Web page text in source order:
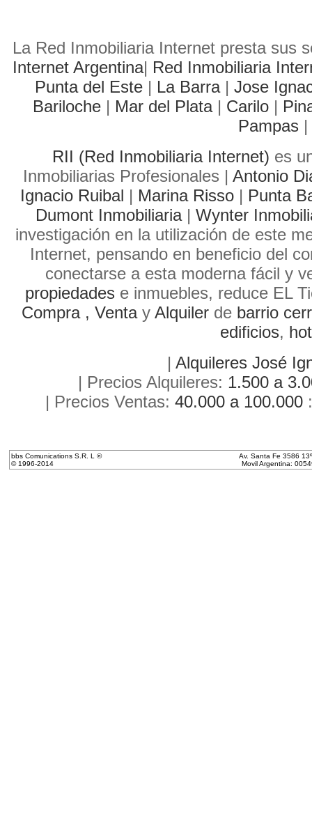
La Red Inmobiliaria Internet presta sus
Internet Argentina| Red Inmobiliaria
Punta del Este | La Barra| Jose
Bariloche| Mar del Plata| Carilo|
Pampas |
RII (Red Inmobiliaria Internet) es
Inmobiliarias Profesionales | Antonio
Ignacio Ruibal | Marina Risso| Punta
Dumont Inmobiliaria| Wynter
investigación en la utilización de este
Internet, pensando en beneficio del
conectarse a esta moderna fácil y
propiedades e inmuebles, reduce EL
Compra , Venta y Alquiler de barrio
edificios,
| Alquileres José
| Precios Alquileres: 1.500 a
| Precios Ventas: 40.000 a 100.000
bbs Comunications S.R. L ®
© 1996-2014
Av. Santa Fe 3586
Movil Argentina: